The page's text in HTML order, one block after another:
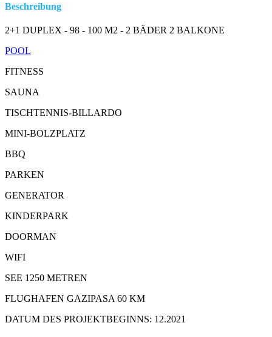
Beschreibung
2+1 DUPLEX - 98 - 100 M2 - 2 BÄDER 2 BALKONE
POOL
FITNESS
SAUNA
TISCHTENNIS-BILLARDO
MINI-BOLZPLATZ
BBQ
PARKEN
GENERATOR
KINDERPARK
DOORMAN
WIFI
SEE 1250 METREN
FLUGHAFEN GAZIPASA 60 KM
DATUM DES PROJEKTBEGINNS: 12.2021